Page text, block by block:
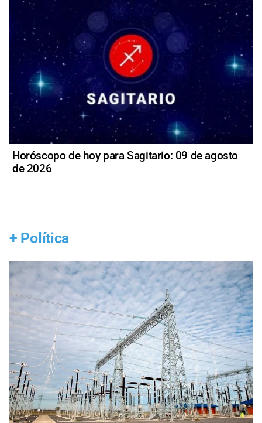
Horóscopo de hoy para Sagitario: 09 de agosto
de 2026
+ Política